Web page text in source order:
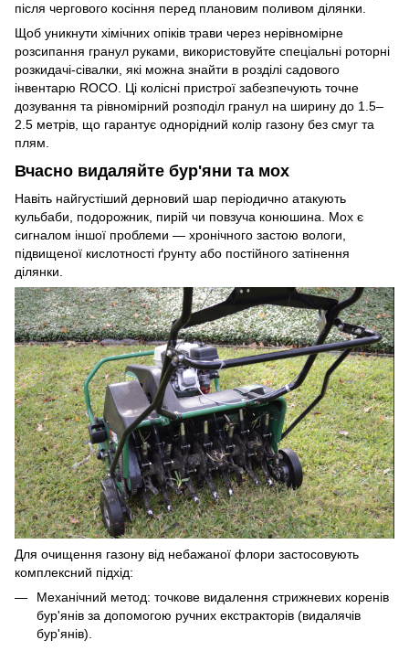
після чергового косіння перед плановим поливом ділянки.
Щоб уникнути хімічних опіків трави через нерівномірне
розсипання гранул руками, використовуйте спеціальні роторні
розкидачі-сівалки, які можна знайти в розділі садового
інвентарю ROCO. Ці колісні пристрої забезпечують точне
дозування та рівномірний розподіл гранул на ширину до 1.5–
2.5 метрів, що гарантує однорідний колір газону без смуг та
плям.
Вчасно видаляйте бур'яни та мох
Навіть найгустіший дерновий шар періодично атакують
кульбаби, подорожник, пирій чи повзуча конюшина. Мох є
сигналом іншої проблеми — хронічного застою вологи,
підвищеної кислотності ґрунту або постійного затінення
ділянки.
Для очищення газону від небажаної флори застосовують
комплексний підхід:
Механічний метод: точкове видалення стрижневих коренів
бур'янів за допомогою ручних екстракторів (видалячів
бур'янів).